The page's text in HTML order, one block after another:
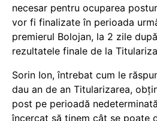
necesar pentru ocuparea
vor fi finalizate în perioada
premierul Bolojan, la 2 zile
rezultatele finale de la
Sorin Ion, întrebat cum le
dau an de an Titularizarea,
post pe perioadă
încercat să ținem cât se poate